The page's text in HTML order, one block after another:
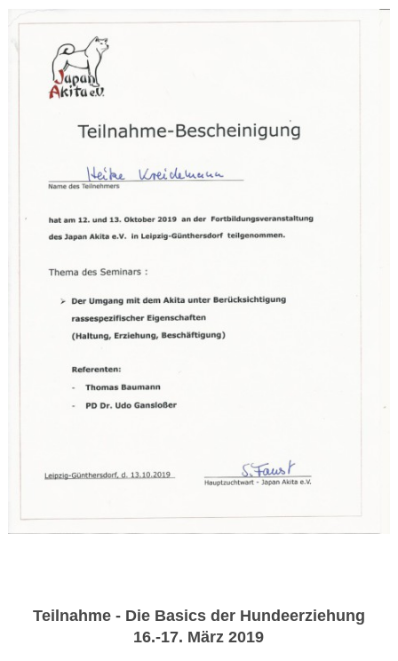
Teilnahme - Die Basics der Hundeerziehung
16.-17. März 2019